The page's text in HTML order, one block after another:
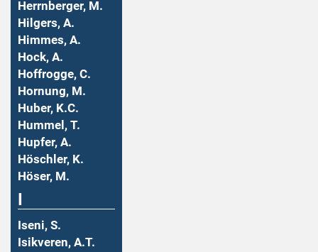
Herrnberger, M.
Hilgers, A.
Himmes, A.
Hock, A.
Hoffrogge, C.
Hornung, M.
Huber, K.C.
Hummel, T.
Hupfer, A.
Höschler, K.
Höser, M.
Iseni, S.
Isikveren, A.T.